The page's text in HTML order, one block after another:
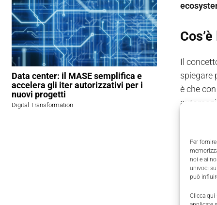
Per
noi e ai
univoci
può
Clicca qui
Data center: il MASE semplifica e
accelera gli iter autorizzativi per i
nuovi progetti
Digital Transformation
Il
spiegare
è che
Questo
cui
plc, Ipc,
on
Il